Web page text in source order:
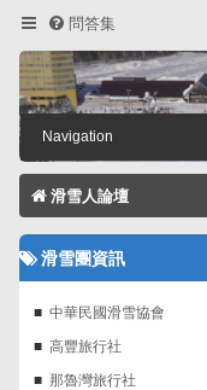
問答集
Navigation
滑雪人論壇
滑雪團資訊
中華民國滑雪協會
高豐旅行社
那魯灣旅行社